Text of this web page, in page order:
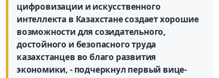
цифровизации и искусственного
интеллекта в Казахстане создает хорошие
возможности для созидательного,
достойного и безопасного труда
казахстанцев во благо развития
экономики, - подчеркнул первый вице-